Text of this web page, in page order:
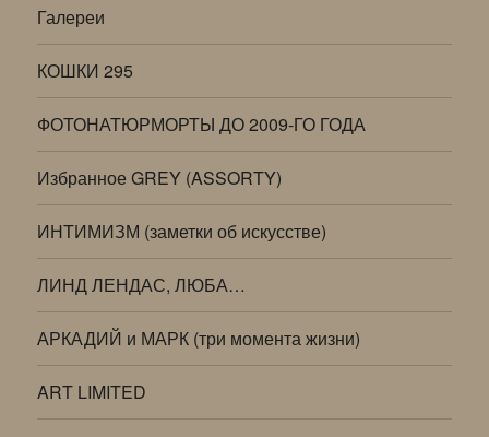
Галереи
КОШКИ 295
ФОТОНАТЮРМОРТЫ ДО 2009-ГО ГОДА
Избранное GREY (ASSORTY)
ИНТИМИЗМ (заметки об искусстве)
ЛИНД ЛЕНДАС, ЛЮБА…
АРКАДИЙ и МАРК (три момента жизни)
ART LIMITED